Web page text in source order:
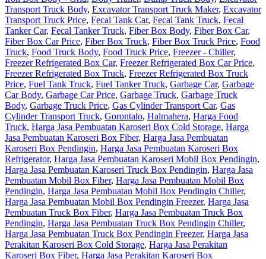
Transport Truck Body, Excavator Transport Truck Maker, Excavator
Transport Truck Price, Fecal Tank Car, Fecal Tank Truck, Fecal
Tanker Car, Fecal Tanker Truck, Fiber Box Body, Fiber Box Car,
Fiber Box Car Price, Fiber Box Truck, Fiber Box Truck Price, Food
Truck, Food Truck Body, Food Truck Price, Freezer - Chiller,
Freezer Refrigerated Box Car, Freezer Refrigerated Box Car Price,
Freezer Refrigerated Box Truck, Freezer Refrigerated Box Truck
Price, Fuel Tank Truck, Fuel Tanker Truck, Garbage Car, Garbage
Car Body, Garbage Car Price, Garbage Truck, Garbage Truck
Body, Garbage Truck Price, Gas Cylinder Transport Car, Gas
Cylinder Transport Truck, Gorontalo, Halmahera, Harga Food
Truck, Harga Jasa Pembuatan Karoseri Box Cold Storage, Harga
Jasa Pembuatan Karoseri Box Fiber, Harga Jasa Pembuatan
Karoseri Box Pendingin, Harga Jasa Pembuatan Karoseri Box
Refrigerator, Harga Jasa Pembuatan Karoseri Mobil Box Pendingin,
Harga Jasa Pembuatan Karoseri Truck Box Pendingin, Harga Jasa
Pembuatan Mobil Box Fiber, Harga Jasa Pembuatan Mobil Box
Pendingin, Harga Jasa Pembuatan Mobil Box Pendingin Chiller,
Harga Jasa Pembuatan Mobil Box Pendingin Freezer, Harga Jasa
Pembuatan Truck Box Fiber, Harga Jasa Pembuatan Truck Box
Pendingin, Harga Jasa Pembuatan Truck Box Pendingin Chiller,
Harga Jasa Pembuatan Truck Box Pendingin Freezer, Harga Jasa
Perakitan Karoseri Box Cold Storage, Harga Jasa Perakitan
Karoseri Box Fiber, Harga Jasa Perakitan Karoseri Box